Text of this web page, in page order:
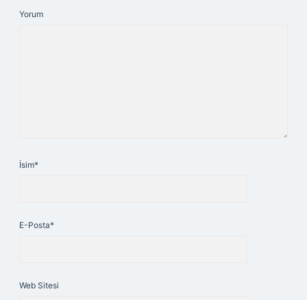
Yorum
İsim*
E-Posta*
Web Sitesi